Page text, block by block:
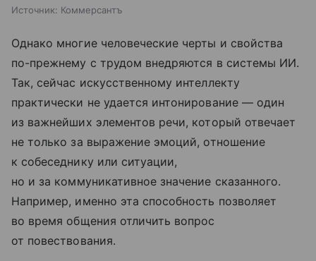
Источник: Коммерсантъ
Однако многие человеческие черты и свойства
по-прежнему с трудом внедряются в системы ИИ.
Так, сейчас искусственному интеллекту
практически не удается интонирование — один
из важнейших элементов речи, который отвечает
не только за выражение эмоций, отношение
к собеседнику или ситуации,
но и за коммуникативное значение сказанного.
Например, именно эта способность позволяет
во время общения отличить вопрос
от повествования.